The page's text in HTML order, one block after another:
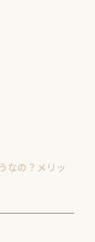
なの？メリッ